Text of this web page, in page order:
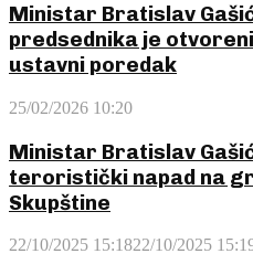
Ministar Bratislav
predsednika je
ustavni poredak
25/02/2026 10:20
Ministar Bratislav
teroristički napad na
Skupštine
22/10/2025 15:1822/10/2025